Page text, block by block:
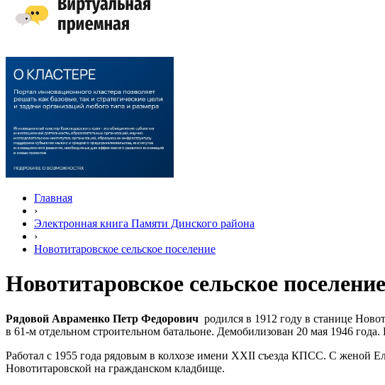
Главная
›
Электронная книга Памяти Динского района
›
Новотитаровское сельское поселение
Новотитаровское сельское поселение
Рядовой Авраменко Петр Федорович родился в 1912 году в станице
в 61-м отдельном строительном батальоне. Демобилизован 20 мая 1946
Работал с 1955 года рядовым в колхозе имени XXII съезда КПСС. С женой
Новотитаровской на гражданском кладбище.